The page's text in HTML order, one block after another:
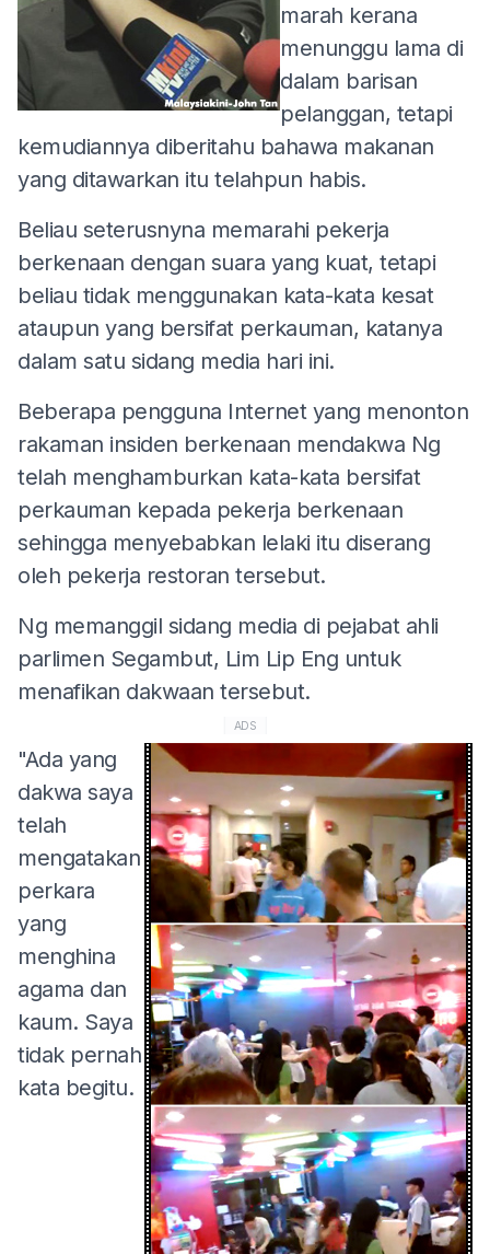
marah kerana
menunggu lama di
dalam barisan
pelanggan, tetapi
kemudiannya diberitahu bahawa makanan
yang ditawarkan itu telahpun habis.
Beliau seterusnyna memarahi pekerja
berkenaan dengan suara yang kuat, tetapi
beliau tidak menggunakan kata-kata kesat
ataupun yang bersifat perkauman, katanya
dalam satu sidang media hari ini.
Beberapa pengguna Internet yang menonton
rakaman insiden berkenaan mendakwa Ng
telah menghamburkan kata-kata bersifat
perkauman kepada pekerja berkenaan
sehingga menyebabkan lelaki itu diserang
oleh pekerja restoran tersebut.
Ng memanggil sidang media di pejabat ahli
parlimen Segambut, Lim Lip Eng untuk
menafikan dakwaan tersebut.
ADS
"Ada yang
dakwa saya
telah
mengatakan
perkara
yang
menghina
agama dan
kaum. Saya
tidak pernah
kata begitu.